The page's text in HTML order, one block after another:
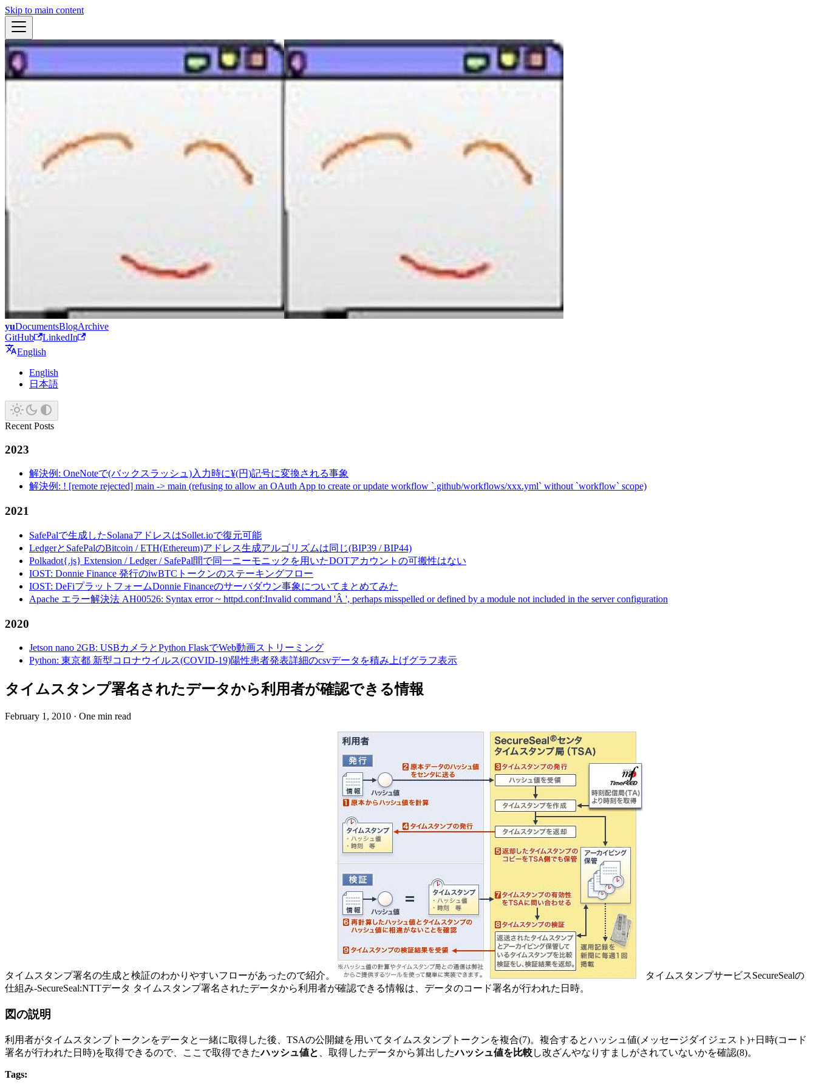
Skip to main content
yuDocumentsBlogArchive
GitHub
LinkedIn
English
English
日本語
Recent Posts
2023
解決例: OneNoteで(バックスラッシュ)入力時に¥(円)記号に変換される事象
解決例: ! [remote rejected] main -> main (refusing to allow an OAuth App to create or update workflow `.github/workflows/xxx.yml` without `workflow` scope)
2021
SafePalで生成したSolanaアドレスはSollet.ioで復元可能
LedgerとSafePalのBitcoin / ETH(Ethereum)アドレス生成アルゴリズムは同じ(BIP39 / BIP44)
Polkadot{.js} Extension / Ledger / SafePal間で同一ニーモニックを用いたDOTアカウントの可搬性はない
IOST: Donnie Finance 発行のiwBTCトークンのステーキングフロー
IOST: DeFiプラットフォームDonnie Financeのサーバダウン事象についてまとめてみた
Apache エラー解決法 AH00526: Syntax error ~ httpd.conf:Invalid command 'Â ', perhaps misspelled or defined by a module not included in the server configuration
2020
Jetson nano 2GB: USBカメラとPython FlaskでWeb動画ストリーミング
Python: 東京都 新型コロナウイルス(COVID-19)陽性患者発表詳細のcsvデータを積み上げグラフ表示
タイムスタンプ署名されたデータから利用者が確認できる情報
February 1, 2010 · One min read
タイムスタンプ署名の生成と検証のわかりやすいフローがあったので紹介。
タイムスタンプサービスSecureSealの
仕組み-SecureSeal:NTTデータ タイムスタンプ署名されたデータから利用者が確認できる情報は、データのコード署名が行われた日時。
図の説明
利用者がタイムスタンプトークンをデータと一緒に取得した後、TSAの公開鍵を用いてタイムスタンプトークンを複合(7)。複合するとハッシュ値(メッセージダイジェスト)+日時(コード
署名が行われた日時)を取得できるので、ここで取得できたハッシュ値と 、取得したデータから算出したハッシュ値を比較し改ざんやなりすましがされていないかを確認(8)。
Tags: